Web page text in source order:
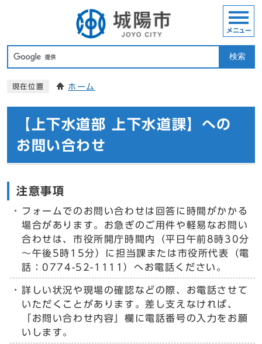
検索
メニュー
現在位置 ホーム
【上下水道部 上下水道課】への
お問い合わせ
注意事項
フォームでのお問い合わせは回答に時間がかかる
場合があります。お急ぎのご用件や軽易なお問い
合わせは、市役所開庁時間内（平日午前8時30分
～午後5時15分）に担当課または市役所代表（電
話：0774-52-1111）へお電話ください。
詳しい状況や現場の確認などの際、お電話させて
いただくことがあります。差し支えなければ、
「お問い合わせ内容」欄に電話番号の入力をお願
いします。